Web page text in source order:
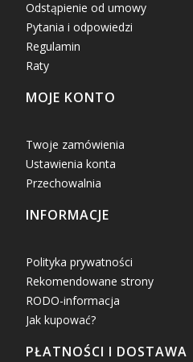
Odstąpienie od umowy
Pytania i odpowiedzi
Regulamin
Raty
MOJE KONTO
Twoje zamówienia
Ustawienia konta
Przechowalnia
INFORMACJE
Polityka prywatności
Rekomendowane strony
RODO-informacja
Jak kupować?
PŁATNOŚCI I DOSTAWA